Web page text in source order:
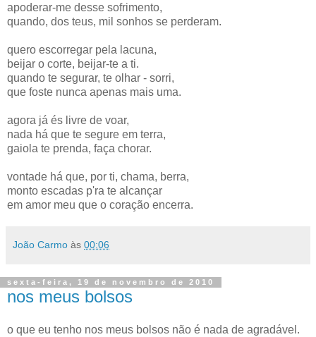
apoderar-me desse sofrimento,
quando, dos teus, mil sonhos se perderam.
quero escorregar pela lacuna,
beijar o corte, beijar-te a ti.
quando te segurar, te olhar - sorri,
que foste nunca apenas mais uma.
agora já és livre de voar,
nada há que te segure em terra,
gaiola te prenda, faça chorar.
vontade há que, por ti, chama, berra,
monto escadas p'ra te alcançar
em amor meu que o coração encerra.
João Carmo às 00:06
sexta-feira, 19 de novembro de 2010
nos meus bolsos
o que eu tenho nos meus bolsos não é nada de agradável.